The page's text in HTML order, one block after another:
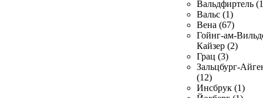
Вальдфиртель
Вальс (1)
Вена (67)
Гойнг-ам-
Кайзер (2)
Грац (3)
Зальцбург-
(12)
Инсбрук (1)